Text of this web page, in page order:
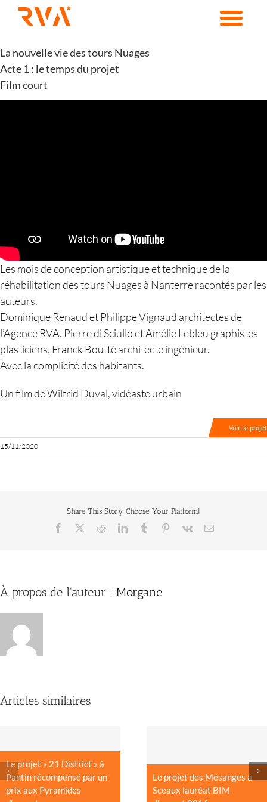
Passer
La nouvelle vie des tours Nuages
Acte 1 : le temps du projet
Film court
Les mois de conception artistique et technique de la
réhabilitation des tours Nuages à Nanterre racontés par les
auteurs.
Dominique Renaud et Philippe Vignaud architectes de
l’Agence RVA, Pierre di Sciullo et Amélie Lebleu graphistes
plasticiens, Franck Boutté architecte ingénieur.
Avec la complicité des habitants.
Un film de Wilfrid Duval, vidéaste urbain
Voir le projet
15/11/2020
Share This Story, Choose Your Platform!
Facebook RedditLinkedInTumblr Pinterest
Vk Email
À propos de l'auteur : Morgane
Articles similaires
Le projet « 21 District » à
Pantin récompensé par un
prix aux Pyramides
Le projet des Mésanges à
Sceaux lauréat BIM